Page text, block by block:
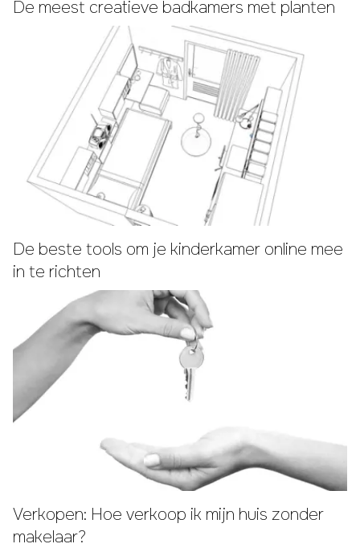
De meest creatieve badkamers met planten
De beste tools om je kinderkamer online mee
in te richten
Verkopen: Hoe verkoop ik mijn huis zonder
makelaar?